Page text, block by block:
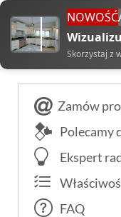
NOWOŚĆ
Skorzystaj z
Zamów
Polecamy
Ekspert
FAQ